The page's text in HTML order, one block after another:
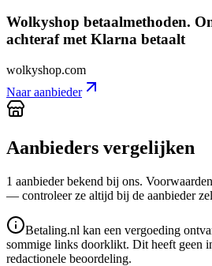
Wolkyshop betaalmethoden.
achteraf met Klarna betaalt
wolkyshop.com
Naar aanbieder
Aanbieders vergelijken
1 aanbiederbekend bij ons.
— controleer ze altijd bij de aanbieder
Betaling.nl kan een vergoeding
sommige links doorklikt. Dit heeft geen
redactionele beoordeling.